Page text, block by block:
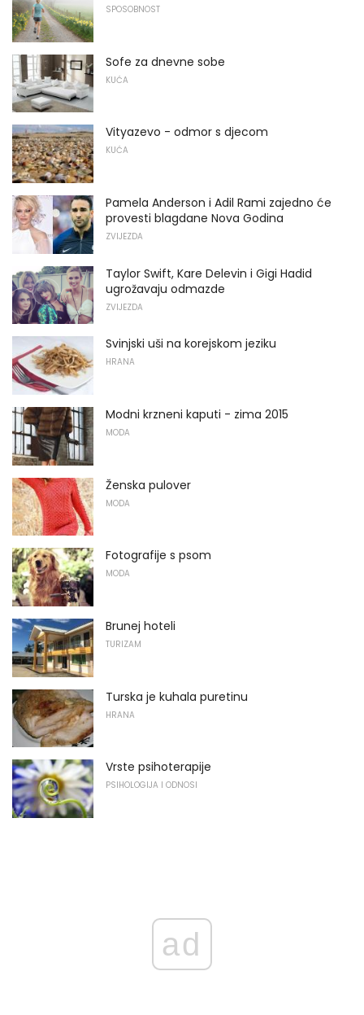
SPOSOBNOST
Sofe za dnevne sobe
KUĆA
Vityazevo - odmor s djecom
KUĆA
Pamela Anderson i Adil Rami zajedno će
provesti blagdane Nova Godina
ZVIJEZDA
Taylor Swift, Kare Delevin i Gigi Hadid
ugrožavaju odmazde
ZVIJEZDA
Svinjski uši na korejskom jeziku
HRANA
Modni krzneni kaputi - zima 2015
MODA
Ženska pulover
MODA
Fotografije s psom
MODA
Brunej hoteli
TURIZAM
Turska je kuhala puretinu
HRANA
Vrste psihoterapije
PSIHOLOGIJA I ODNOSI
ad